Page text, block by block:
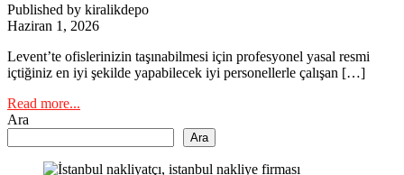
Published by kiralikdepo
Haziran 1, 2026
Levent’te ofislerinizin taşınabilmesi için profesyonel yasal resmi
içtiğiniz en iyi şekilde yapabilecek iyi personellerle çalışan […]
Read more...
Ara
Ara